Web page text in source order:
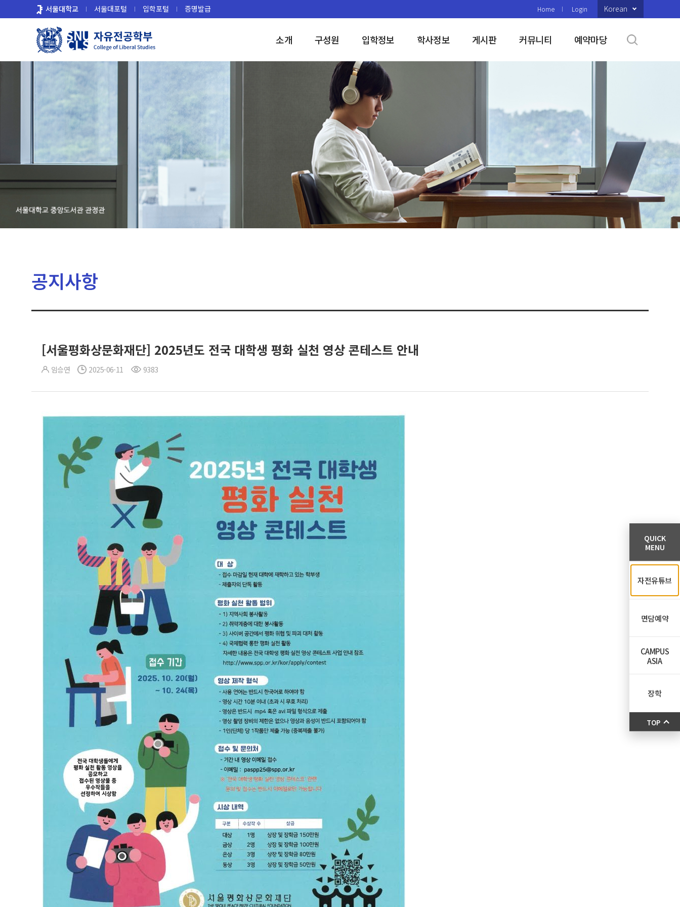
로
서울대학교 서울대포털 입학포털 증명발급 Home Login Korean
소개 구성원 입학정보 학사정보 게시판 커뮤니티 예약마당
공지사항
[서울평화상문화재단] 2025년도 전국 대학생 평화 실천 영상 콘테스트 안내
임승연 2025-06-11 9383
QUICK
MENU
자전유튜브
면담예약
CAMPUS
ASIA
장학
TOP